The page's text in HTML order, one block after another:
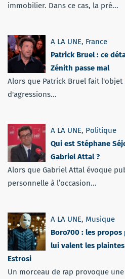
immobilier. Dans ce cas, la pré...
A LA UNE, France
Patrick Bruel : ce
Zénith passe mal
Alors que Patrick Bruel fait
d'agressions...
A LA UNE, Politique
Qui est Stéphane
Gabriel Attal ?
Alors que Gabriel Attal évoque
personnelle à l’occasion...
A LA UNE, Musique
Boro700 : les
lui valent les
Estrosi
Un morceau de rap provoque